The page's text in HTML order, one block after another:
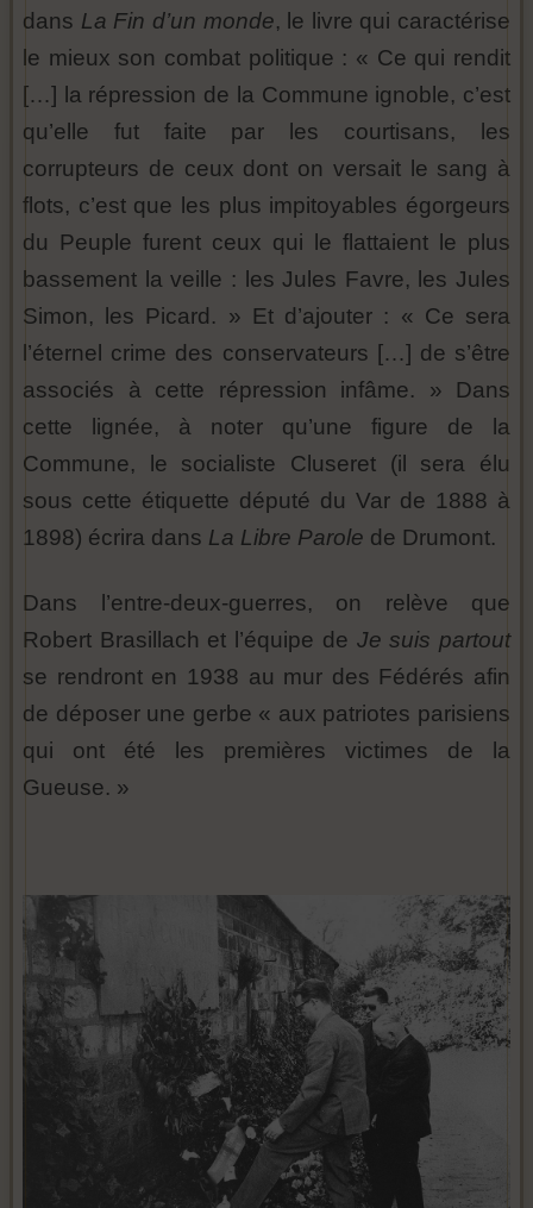
dans La Fin d’un monde, le livre qui caractérise
le mieux son combat politique : « Ce qui rendit
[…] la répression de la Commune ignoble, c’est
qu’elle fut faite par les courtisans, les
corrupteurs de ceux dont on versait le sang à
flots, c’est que les plus impitoyables égorgeurs
du Peuple furent ceux qui le flattaient le plus
bassement la veille : les Jules Favre, les Jules
Simon, les Picard. » Et d’ajouter : « Ce sera
l’éternel crime des conservateurs […] de s’être
associés à cette répression infâme. » Dans
cette lignée, à noter qu’une figure de la
Commune, le socialiste Cluseret (il sera élu
sous cette étiquette député du Var de 1888 à
1898) écrira dans La Libre Parole de Drumont.
Dans l’entre-deux-guerres, on relève que
Robert Brasillach et l’équipe de Je suis partout
se rendront en 1938 au mur des Fédérés afin
de déposer une gerbe « aux patriotes parisiens
qui ont été les premières victimes de la
Gueuse. »